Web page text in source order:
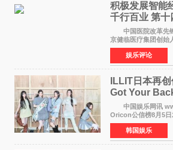
积极发展智能
千行百业 第
京盛大召开
中国医院改革先锋
京健临医疗集团创始
奖 2026年7月31日
以重落地·真务实·
工智能+&rsquo
娱乐评论
ILLIT日本再
Got Your
身纪录
中国娱乐网讯 www
Oricon公信榜8月5日
ILLIT在日本发行的
Back》首周销量达
期周单曲排行
韩国娱乐